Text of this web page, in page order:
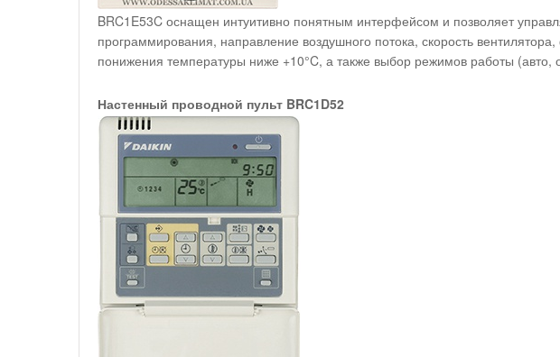
BRC1E53C оснащен интуитивно понятным интерфейсом и позволяет
программирования, направление воздушного потока, скорость
понижения температуры ниже +10°C, а также выбор режимов работы
Настенный проводной пульт BRC1D52